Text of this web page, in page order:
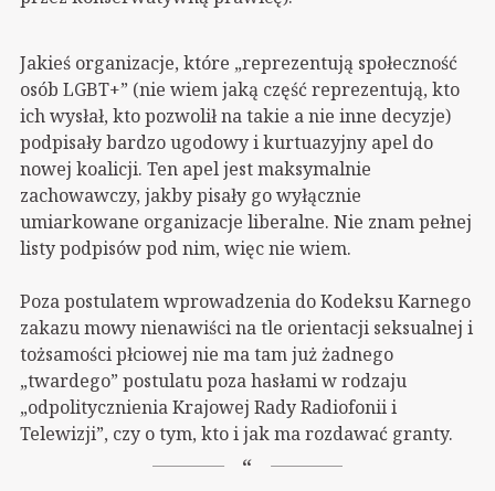
Jakieś organizacje, które „reprezentują społeczność
osób LGBT+” (nie wiem jaką część reprezentują, kto
ich wysłał, kto pozwolił na takie a nie inne decyzje)
podpisały bardzo ugodowy i kurtuazyjny apel do
nowej koalicji. Ten apel jest maksymalnie
zachowawczy, jakby pisały go wyłącznie
umiarkowane organizacje liberalne. Nie znam pełnej
listy podpisów pod nim, więc nie wiem.
Poza postulatem wprowadzenia do Kodeksu Karnego
zakazu mowy nienawiści na tle orientacji seksualnej i
tożsamości płciowej nie ma tam już żadnego
„twardego” postulatu poza hasłami w rodzaju
„odpolitycznienia Krajowej Rady Radiofonii i
Telewizji”, czy o tym, kto i jak ma rozdawać granty.